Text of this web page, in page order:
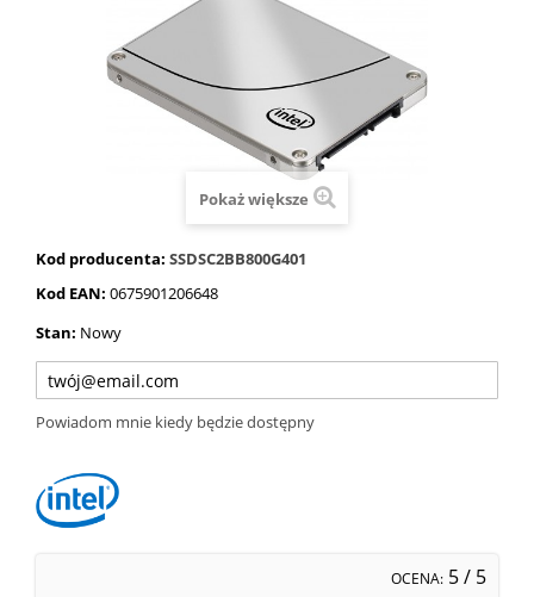
Pokaż większe
Kod producenta: SSDSC2BB800G401
Kod EAN: 0675901206648
Stan: Nowy
Powiadom mnie kiedy będzie dostępny
OCENA: 5/ 5